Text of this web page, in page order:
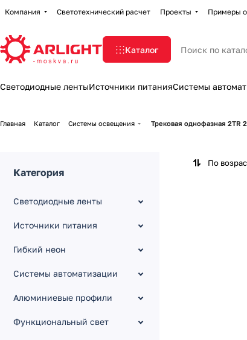
Компания Светотехнический расчет Проекты Примеры
Каталог
Светодиодные лентыИсточники питанияСистемы
Главная Каталог Системы освещения Трековая однофазная 2TR
По
Категория
Светодиодные ленты
Источники питания
Гибкий неон
Системы автоматизации
Алюминиевые профили
Функциональный свет